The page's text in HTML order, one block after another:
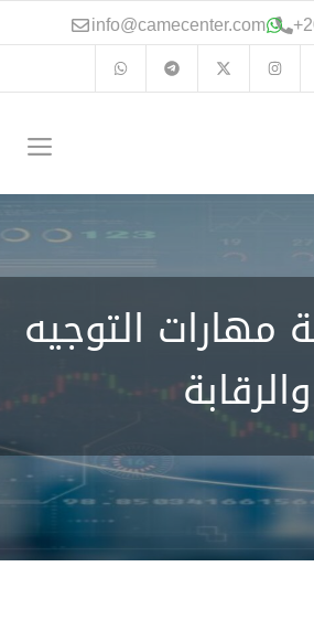
+
info@camecenter.com
مهارات التوجيه
والرقابة